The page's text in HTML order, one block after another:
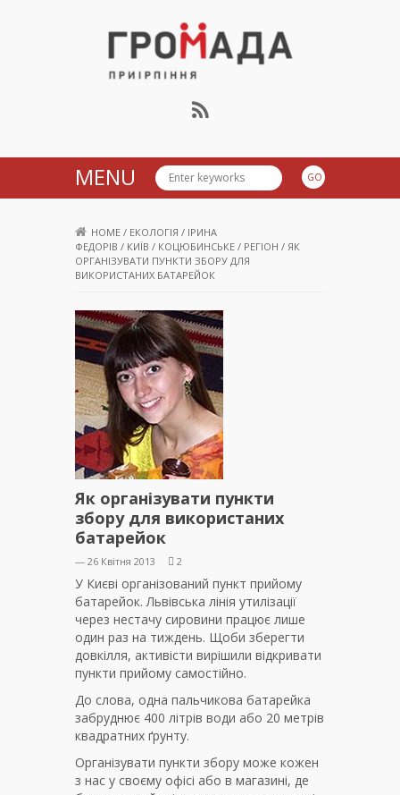
Громада Приірпіння
MENU
HOME / ЕКОЛОГІЯ / ІРИНА
ФЕДОРІВ / КИЇВ / КОЦЮБИНСЬКЕ / РЕГІОН / ЯК
ОРГАНІЗУВАТИ ПУНКТИ ЗБОРУ ДЛЯ
ВИКОРИСТАНИХ БАТАРЕЙОК
Як організувати пункти
збору для використаних
батарейок
— 26 Квітня 2013 2
У Києві організований пункт прийому
батарейок. Львівська лінія утилізації
через нестачу сировини працює лише
один раз на тиждень. Щоби зберегти
довкілля, активісти вирішили відкривати
пункти прийому самостійно.
До слова, одна пальчикова батарейка
забруднює 400 літрів води або 20 метрів
квадратних ґрунту.
Організувати пункти збору може кожен
з нас у своєму офісі або в магазині, де